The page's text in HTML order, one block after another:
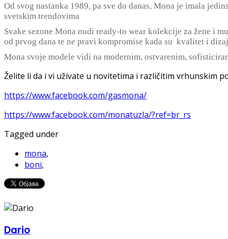
Od svog nastanka 1989, pa sve do danas, Mona je imala
svetskim trendovima
Svake sezone Mona nudi ready-to wear kolekcije za žene i
od prvog dana te ne pravi kompromise kada su kvalitet i
Mona svoje modele vidi na modernim, ostvarenim,
Želite li da i vi uživate u novitetima i različitim vrhunskim
https://www.facebook.com/gasmona/
https://www.facebook.com/monatuzla/?ref=br_rs
Tagged under
mona,
boni,
Dario